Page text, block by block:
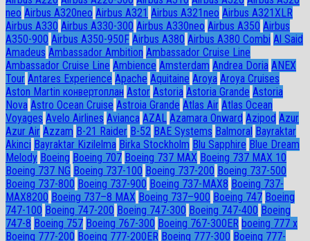
neo Airbus A320neo Airbus A321 Airbus A321neo Airbus A321XLR
Airbus A330 Airbus A330-300 Airbus A330neo Airbus A350 Airbus
A350-900 Airbus A350-950F Airbus A380 Airbus A380 Combi Al Said
Amadeus Ambassador Ambition Ambassador Cruise Line
Ambassador Сruise Line Ambience Amsterdam Andrea Doria ANEX
Tour Antares Experience Apache Aquitaine Aroya Aroya Cruises
Aston Martin конвертоплан Astor Astoria Astoria Grande Astoria
Nova Astro Ocean Cruise Astroia Grande Atlas Air Atlas Ocean
Voyages Avelo Airlines Avianca AZAL Azamara Onward Azipod Azur
Azur Air Azzam B-21 Raider B-52 BAE Systems Balmoral Bayraktar
Akinci Bayraktar Kizilelma Birka Stockholm Blu Sapphire Blue Dream
Melody Boeing Boeing 707 Boeing 737 MAX Boeing 737 MAX 10
Boeing 737 NG Boeing 737-100 Boeing 737-200 Boeing 737-500
Boeing 737-800 Boeing 737-900 Boeing 737-MAX8 Boeing 737-
MAX8200 Boeing 737–8 MAX Boeing 737–900 Boeing 747 Boeing
747-100 Boeing 747-200 Boeing 747-300 Boeing 747-400 Boeing
747-8 Boeing 757 Boeing 767-300 Boeing 767-300ER boeing 777 x
Boeing 777-200 Boeing 777-200ER Boeing 777-300 Boeing 777-